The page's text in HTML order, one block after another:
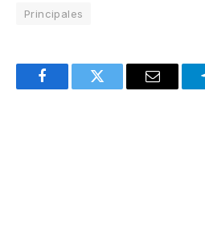
Principales
FacebookTwitter Email